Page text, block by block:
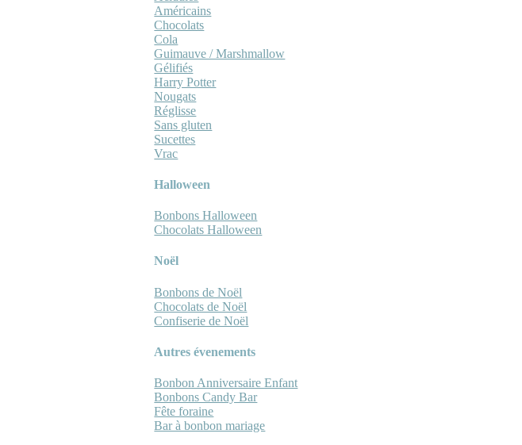
Américains
Chocolats
Cola
Guimauve / Marshmallow
Gélifiés
Harry Potter
Nougats
Réglisse
Sans gluten
Sucettes
Vrac
Halloween
Bonbons Halloween
Chocolats Halloween
Noël
Bonbons de Noël
Chocolats de Noël
Confiserie de Noël
Autres évenements
Bonbon Anniversaire Enfant
Bonbons Candy Bar
Fête foraine
Bar à bonbon mariage